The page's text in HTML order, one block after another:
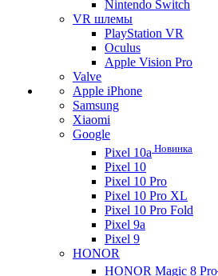
Nintendo Switch
VR шлемы
PlayStation VR
Oculus
Apple Vision Pro
Valve
Apple iPhone
Samsung
Xiaomi
Google
Pixel 10a Новинка
Pixel 10
Pixel 10 Pro
Pixel 10 Pro XL
Pixel 10 Pro Fold
Pixel 9a
Pixel 9
HONOR
HONOR Magic 8 Pro